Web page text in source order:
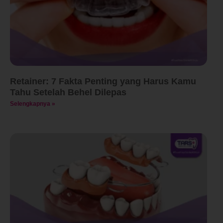
Retainer: 7 Fakta Penting yang Harus Kamu
Tahu Setelah Behel Dilepas
Selengkapnya »